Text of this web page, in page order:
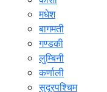
मधेश
बागमती
गण्डकी
लुम्बिनी
कर्णाली
सुदूरपश्चिम